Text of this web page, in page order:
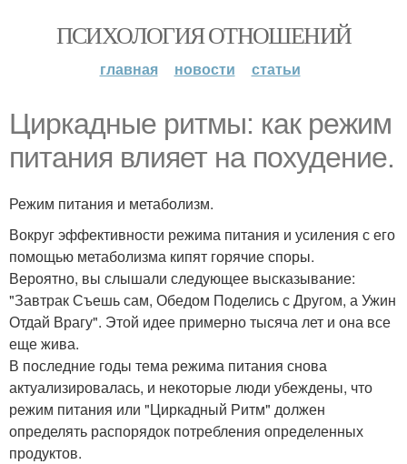
ПСИХОЛОГИЯ ОТНОШЕНИЙ
главная новости статьи
Циркадные ритмы: как режим
питания влияет на похудение.
Режим питания и метаболизм.
Вокруг эффективности режима питания и усиления с его
помощью метаболизма кипят горячие споры.
Вероятно, вы слышали следующее высказывание:
"Завтрак Съешь сам, Обедом Поделись с Другом, а Ужин
Отдай Врагу". Этой идее примерно тысяча лет и она все
еще жива.
В последние годы тема режима питания снова
актуализировалась, и некоторые люди убеждены, что
режим питания или "Циркадный Ритм" должен
определять распорядок потребления определенных
продуктов.